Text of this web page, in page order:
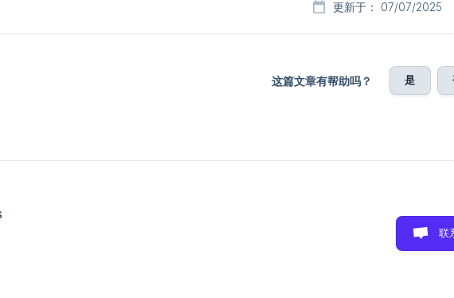
更新于： 07/07/2025
这篇文章有帮助吗？ 是
联